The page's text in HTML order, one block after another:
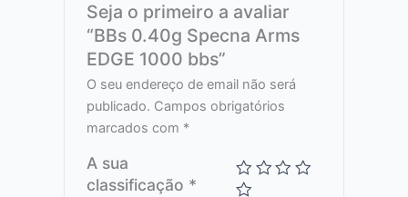
Seja o primeiro a avaliar
“BBs 0.40g Specna Arms
EDGE 1000 bbs”
O seu endereço de email não será
publicado. Campos obrigatórios
marcados com *
A sua
classificação *